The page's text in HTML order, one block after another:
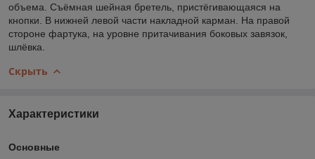
объема. Съёмная шейная бретель, пристёгивающаяся на
кнопки. В нижней левой части накладной карман. На правой
стороне фартука, на уровне притачивания боковых завязок,
шлёвка.
Скрыть
Характеристики
Основные